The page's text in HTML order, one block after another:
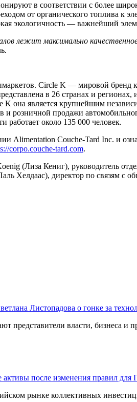
в соответствии с более
от органического топлива к
экологичность — важнейший
лежит максимально
.
Circle K — мировой бренд
в 26 странах и
K она является крупнейшим
и розничной продажи
работает около 135 000 человек.
Alimentation Couche-Tard Inc. и
corpo.couche-tard.com.
(Лиза Кениг), руководитель
Хелдаас), директор по связям с
Листопадова о гонке за
представители власти, бизнеса
активы после изменения правил
рынке коллективных